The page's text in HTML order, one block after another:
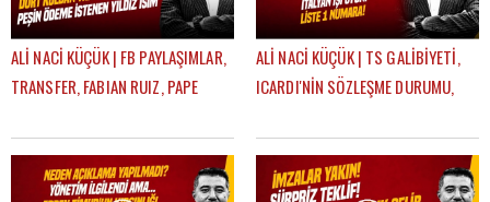
ALİ NACİ KÜÇÜK | FB PAYLAŞIMLAR,
TRANSFER, FABIAN RUIZ, PAPE
GALATASARAY
ALİ NACİ KÜÇÜK | TS GALİBİYETİ,
ICARDI'NİN SÖZLEŞME DURUMU,
GALATASARAY